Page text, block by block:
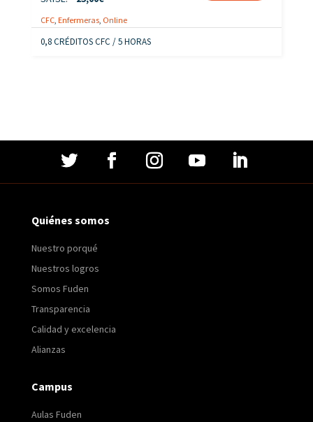
CFC, Enfermeras, Online
0,8 CRÉDITOS CFC / 5 HORAS
Quiénes somos
Nuestro porqué
Nuestros logros
Somos Fuden
Transparencia
Calidad y excelencia
Alianzas
Campus
Aulas Fuden